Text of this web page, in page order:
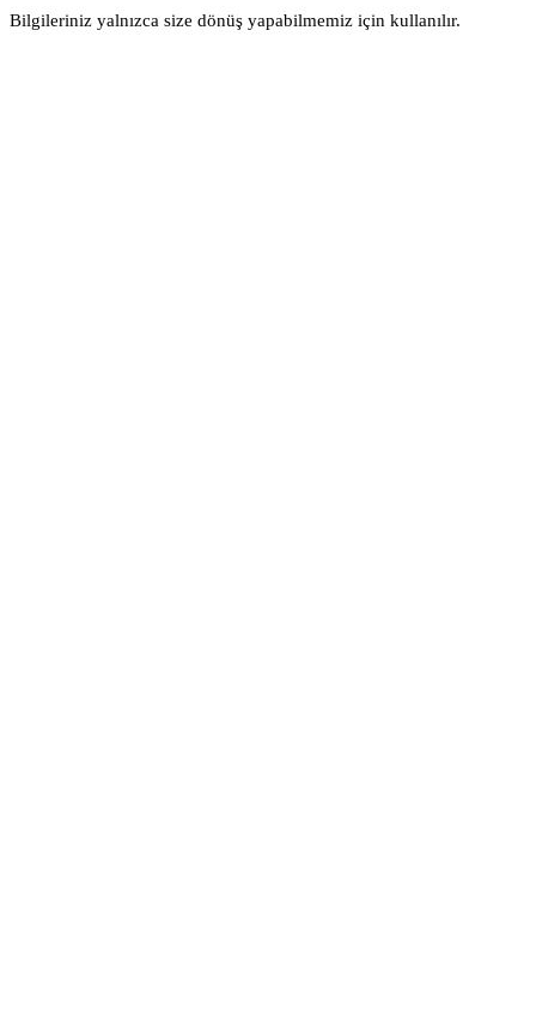
Bilgileriniz yalnızca size dönüş yapabilmemiz için kullanılır.